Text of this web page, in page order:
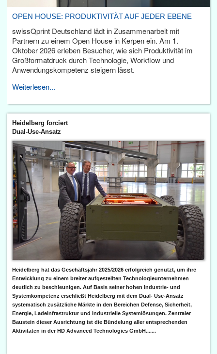
OPEN HOUSE: PRODUKTIVITÄT AUF JEDER EBENE
swissQprint Deutschland lädt in Zusammenarbeit mit
Partnern zu einem Open House in Kerpen ein. Am 1.
Oktober 2026 erleben Besucher, wie sich Produktivität im
Großformatdruck durch Technologie, Workflow und
Anwendungskompetenz steigern lässt.
Weiterlesen...
Heidelberg forciert
Dual-Use-Ansatz
Heidelberg hat das Geschäftsjahr 2025/2026 erfolgreich genutzt, um ihre
Entwicklung zu einem breiter aufgestellten Technologieunternehmen
deutlich zu beschleunigen. Auf Basis seiner hohen Industrie- und
Systemkompetenz erschließt Heidelberg mit dem Dual- Use-Ansatz
systematisch zusätzliche Märkte in den Bereichen Defense, Sicherheit,
Energie, Ladeinfrastruktur und industrielle Systemlösungen. Zentraler
Baustein dieser Ausrichtung ist die Bündelung aller entsprechenden
Aktivitäten in der HD Advanced Technologies GmbH.......